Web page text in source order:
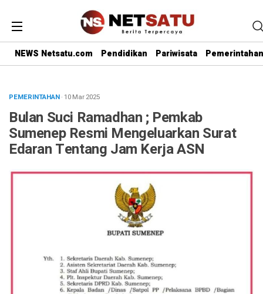
NEWS Netsatu.com Pendidikan Pariwisata Pemerintahan
PEMERINTAHAN· 10 Mar 2025
Bulan Suci Ramadhan ; Pemkab
Sumenep Resmi Mengeluarkan Surat
Edaran Tentang Jam Kerja ASN